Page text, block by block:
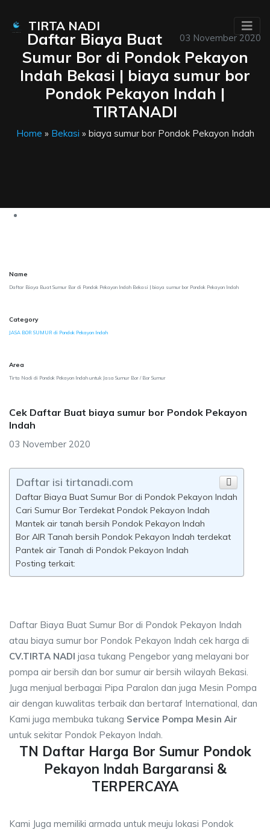
TIRTA NADI
03 November 2020
Daftar Biaya Buat
Sumur Bor di Pondok Pekayon
Indah Bekasi | biaya sumur bor
Pondok Pekayon Indah |
TIRTANADI
Home » Bekasi » biaya sumur bor Pondok Pekayon Indah
Name
Daftar Biaya Buat Sumur Bor di Pondok Pekayon Indah Bekasi | biaya sumur bor Pondok Pekayon Indah
Category
JASA BOR SUMUR di Pondok Pekayon Indah
Area
Tirta Nadi di Pondok Pekayon Indah untuk Jasa Sumur Bor / Bor Sumur
Cek Daftar Buat biaya sumur bor Pondok Pekayon
Indah
03 November 2020
Daftar isi tirtanadi.com
Daftar Biaya Buat Sumur Bor di Pondok Pekayon Indah
Cari Sumur Bor Terdekat Pondok Pekayon Indah
Mantek air tanah bersih Pondok Pekayon Indah
Bor AIR Tanah bersih Pondok Pekayon Indah terdekat
Pantek air Tanah di Pondok Pekayon Indah
Posting terkait:
Daftar Biaya Buat Sumur Bor di Pondok Pekayon Indah
atau biaya sumur bor Pondok Pekayon Indah cek harga di
CV.TIRTA NADI jasa tukang Pengebor yang melayani bor
pompa air bersih dan bor sumur air bersih wilayah Bekasi.
Juga menjual berbagai Pipa Paralon dan juga Mesin Pompa
air dengan kuwalitas terbaik dan bertaraf International, dan
Kami juga membuka tukang Service Pompa Mesin Air
untuk sekitar Pondok Pekayon Indah.
TN Daftar Harga Bor Sumur Pondok
Pekayon Indah Bargaransi &
TERPERCAYA
Kami Juga memiliki armada untuk meuju lokasi Pondok